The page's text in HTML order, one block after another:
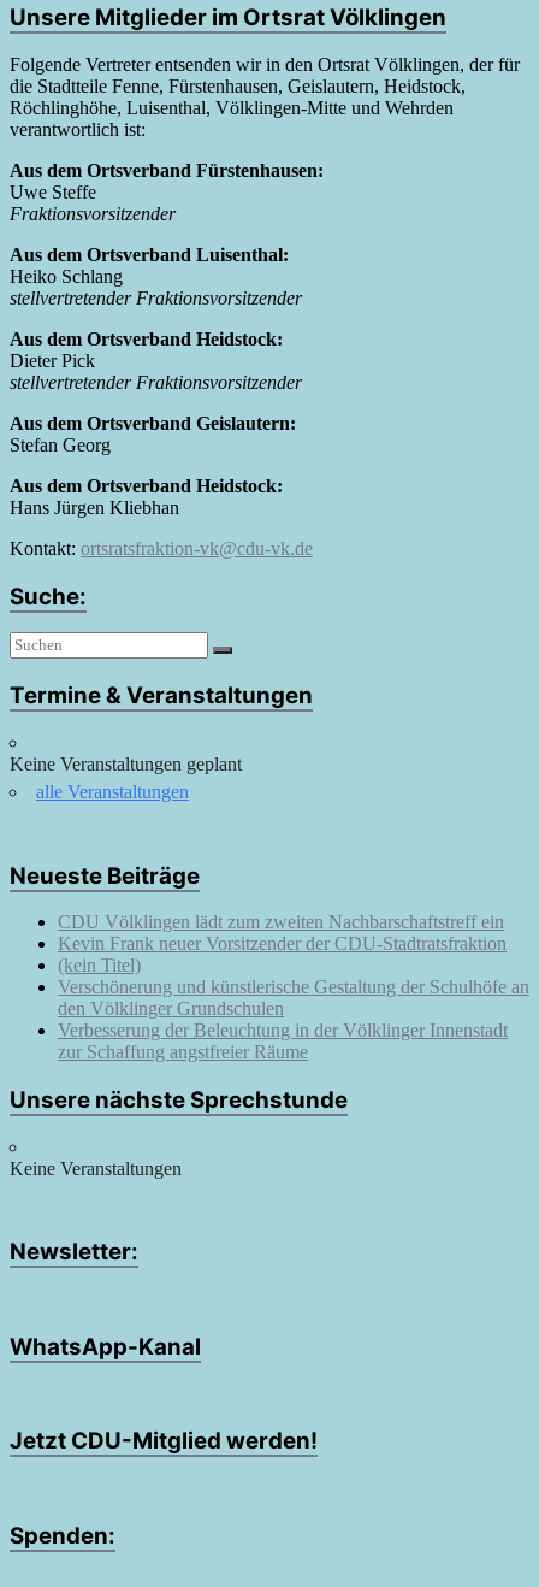
Unsere Mitglieder im Ortsrat Völklingen
Folgende Vertreter entsenden wir in den Ortsrat Völklingen, der für
die Stadtteile Fenne, Fürstenhausen, Geislautern, Heidstock,
Röchlinghöhe, Luisenthal, Völklingen-Mitte und Wehrden
verantwortlich ist:
Aus dem Ortsverband Fürstenhausen:
Uwe Steffe
Fraktionsvorsitzender
Aus dem Ortsverband Luisenthal:
Heiko Schlang
stellvertretender Fraktionsvorsitzender
Aus dem Ortsverband Heidstock:
Dieter Pick
stellvertretender Fraktionsvorsitzender
Aus dem Ortsverband Geislautern:
Stefan Georg
Aus dem Ortsverband Heidstock:
Hans Jürgen Kliebhan
Kontakt: ortsratsfraktion-vk@cdu-vk.de
Suche:
Termine & Veranstaltungen
Keine Veranstaltungen geplant
alle Veranstaltungen
Neueste Beiträge
CDU Völklingen lädt zum zweiten Nachbarschaftstreff ein
Kevin Frank neuer Vorsitzender der CDU-Stadtratsfraktion
(kein Titel)
Verschönerung und künstlerische Gestaltung der Schulhöfe an
den Völklinger Grundschulen
Verbesserung der Beleuchtung in der Völklinger Innenstadt
zur Schaffung angstfreier Räume
Unsere nächste Sprechstunde
Keine Veranstaltungen
Newsletter:
WhatsApp-Kanal
Jetzt CDU-Mitglied werden!
Spenden: